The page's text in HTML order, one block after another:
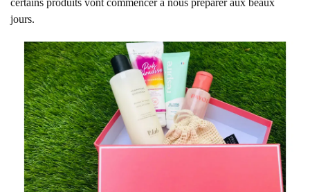
certains produits vont commencer à nous préparer aux beaux
jours.